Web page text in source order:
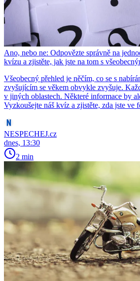
Ano, nebo ne: Odpovězte správně na
kvízu a zjistěte, jak jste na tom s
Všeobecný přehled je něčím, co se s
zvyšujícím se věkem obvykle zvyšuje.
v jiných oblastech. Některé informace by
Vyzkoušejte náš kvíz a zjistěte, zda jste ve
NESPECHEJ.cz
dnes, 13:30
2 min